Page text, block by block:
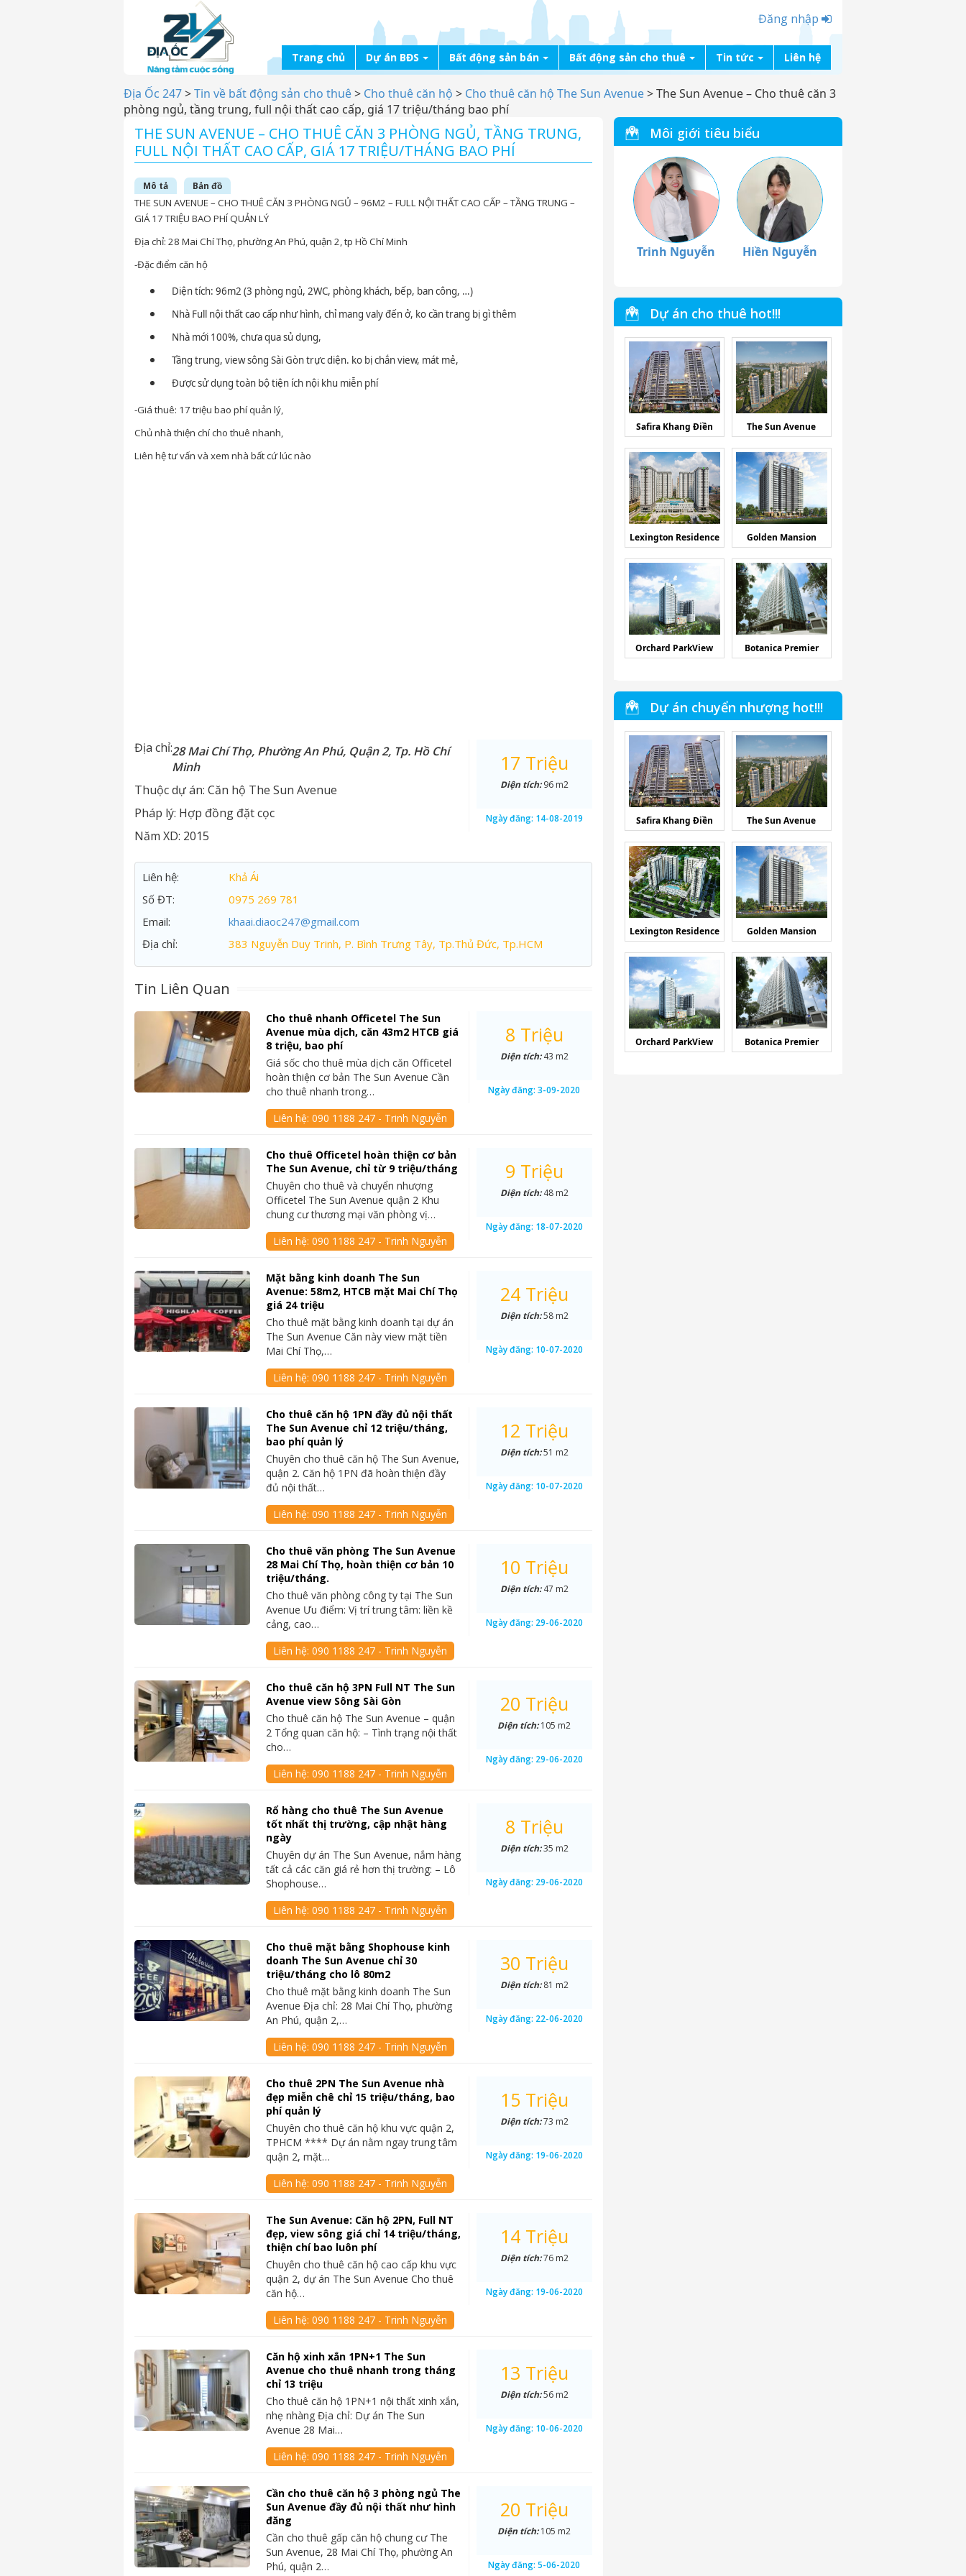
Đăng nhập
Trang chủ Dự án BĐS Bất động sản bán Bất động sản cho thuê Tin tức Liên hệ
Địa Ốc 247>Tin về bất động sản cho thuê> Cho thuê căn hộ > Cho thuê căn hộ The Sun Avenue>The Sun Avenue – Cho thuê căn 3
phòng ngủ, tầng trung, full nội thất cao cấp, giá 17 triệu/tháng bao phí
THE SUN AVENUE – CHO THUÊ CĂN 3 PHÒNG NGỦ, TẦNG TRUNG,
FULL NỘI THẤT CAO CẤP, GIÁ 17 TRIỆU/THÁNG BAO PHÍ
Mô tả Bản đồ
THE SUN AVENUE – CHO THUÊ CĂN 3 PHÒNG NGỦ – 96M2 – FULL NỘI THẤT CAO CẤP – TẦNG TRUNG –
GIÁ 17 TRIỆU BAO PHÍ QUẢN LÝ
Địa chỉ: 28 Mai Chí Thọ, phường An Phú, quận 2, tp Hồ Chí Minh
-Đặc điểm căn hộ
Diện tích: 96m2 (3 phòng ngủ, 2WC, phòng khách, bếp, ban công, …)
Nhà Full nội thất cao cấp như hình, chỉ mang valy đến ở, ko cần trang bị gì thêm
Nhà mới 100%, chưa qua sủ dụng,
Tầng trung, view sông Sài Gòn trực diện. ko bị chắn view, mát mẻ,
Được sử dụng toàn bộ tiện ích nội khu miễn phí
-Giá thuê: 17 triệu bao phí quản lý,
Chủ nhà thiện chí cho thuê nhanh,
Liên hệ tư vấn và xem nhà bất cứ lúc nào
Địa chỉ:28 Mai Chí Thọ, Phường An Phú, Quận 2, Tp. Hồ Chí
Minh
Thuộc dự án: Căn hộ The Sun Avenue
Pháp lý: Hợp đồng đặt cọc
Năm XD: 2015
17 Triệu
Diện tích:96 m2
Ngày đăng: 14-08-2019
Liên hệ:
Khả Ái
Số ĐT:
0975 269 781
Email:
khaai.diaoc247@gmail.com
Địa chỉ:
383 Nguyễn Duy Trinh, P. Bình Trưng Tây, Tp.Thủ Đức, Tp.HCM
Tin Liên Quan
Cho thuê nhanh Officetel The Sun
Avenue mùa dịch, căn 43m2 HTCB giá
8 triệu, bao phí
Giá sốc cho thuê mùa dịch căn Officetel
hoàn thiện cơ bản The Sun Avenue Cần
cho thuê nhanh trong…
Liên hệ:090 1188 247 - Trinh Nguyễn
8 Triệu
Diện tích:43 m2
Ngày đăng:3-09-2020
Cho thuê Officetel hoàn thiện cơ bản
The Sun Avenue, chỉ từ 9 triệu/tháng
Chuyên cho thuê và chuyển nhượng
Officetel The Sun Avenue quận 2 Khu
chung cư thương mại văn phòng vị…
Liên hệ:090 1188 247 - Trinh Nguyễn
9 Triệu
Diện tích:48 m2
Ngày đăng: 18-07-2020
Mặt bằng kinh doanh The Sun
Avenue: 58m2, HTCB mặt Mai Chí Thọ
giá 24 triệu
Cho thuê mặt bằng kinh doanh tại dự án
The Sun Avenue Căn này view mặt tiền
Mai Chí Thọ,…
Liên hệ:090 1188 247 - Trinh Nguyễn
24 Triệu
Diện tích:58 m2
Ngày đăng: 10-07-2020
Cho thuê căn hộ 1PN đầy đủ nội thất
The Sun Avenue chỉ 12 triệu/tháng,
bao phí quản lý
Chuyên cho thuê căn hộ The Sun Avenue,
quận 2. Căn hộ 1PN đã hoàn thiện đầy
đủ nội thất…
Liên hệ:090 1188 247 - Trinh Nguyễn
12 Triệu
Diện tích:51 m2
Ngày đăng: 10-07-2020
Cho thuê văn phòng The Sun Avenue
28 Mai Chí Thọ, hoàn thiện cơ bản 10
triệu/tháng.
Cho thuê văn phòng công ty tại The Sun
Avenue Ưu điểm: Vị trí trung tâm: liền kề
cảng, cao…
Liên hệ:090 1188 247 - Trinh Nguyễn
10 Triệu
Diện tích:47 m2
Ngày đăng: 29-06-2020
Cho thuê căn hộ 3PN Full NT The Sun
Avenue view Sông Sài Gòn
Cho thuê căn hộ The Sun Avenue – quận
2 Tổng quan căn hộ: – Tình trạng nội thất
cho…
Liên hệ:090 1188 247 - Trinh Nguyễn
20 Triệu
Diện tích:105 m2
Ngày đăng: 29-06-2020
Rổ hàng cho thuê The Sun Avenue
tốt nhất thị trường, cập nhật hàng
ngày
Chuyên dự án The Sun Avenue, nắm hàng
tất cả các căn giá rẻ hơn thị trường: – Lô
Shophouse…
Liên hệ:090 1188 247 - Trinh Nguyễn
8 Triệu
Diện tích:35 m2
Ngày đăng: 29-06-2020
Cho thuê mặt bằng Shophouse kinh
doanh The Sun Avenue chỉ 30
triệu/tháng cho lô 80m2
Cho thuê mặt bằng kinh doanh The Sun
Avenue Địa chỉ: 28 Mai Chí Thọ, phường
An Phú, quận 2,…
Liên hệ:090 1188 247 - Trinh Nguyễn
30 Triệu
Diện tích:81 m2
Ngày đăng: 22-06-2020
Cho thuê 2PN The Sun Avenue nhà
đẹp miễn chê chỉ 15 triệu/tháng, bao
phí quản lý
Chuyên cho thuê căn hộ khu vực quận 2,
TPHCM **** Dự án nằm ngay trung tâm
quận 2, mặt…
Liên hệ:090 1188 247 - Trinh Nguyễn
15 Triệu
Diện tích:73 m2
Ngày đăng: 19-06-2020
The Sun Avenue: Căn hộ 2PN, Full NT
đẹp, view sông giá chỉ 14 triệu/tháng,
thiện chí bao luôn phí
Chuyên cho thuê căn hộ cao cấp khu vực
quận 2, dự án The Sun Avenue Cho thuê
căn hộ…
Liên hệ:090 1188 247 - Trinh Nguyễn
14 Triệu
Diện tích:76 m2
Ngày đăng: 19-06-2020
Căn hộ xinh xắn 1PN+1 The Sun
Avenue cho thuê nhanh trong tháng
chỉ 13 triệu
Cho thuê căn hộ 1PN+1 nội thất xinh xắn,
nhẹ nhàng Địa chỉ: Dự án The Sun
Avenue 28 Mai…
Liên hệ:090 1188 247 - Trinh Nguyễn
13 Triệu
Diện tích:56 m2
Ngày đăng: 10-06-2020
Cần cho thuê căn hộ 3 phòng ngủ The
Sun Avenue đầy đủ nội thất như hình
đăng
Cần cho thuê gấp căn hộ chung cư The
Sun Avenue, 28 Mai Chí Thọ, phường An
Phú, quận 2…
20 Triệu
Diện tích:105 m2
Ngày đăng:5-06-2020
Môi giới tiêu biểu
Trinh Nguyễn Hiền Nguyễn
Dự án cho thuê hot!!!
Safira Khang Điền The Sun Avenue
Lexington Residence Golden Mansion
Orchard ParkView Botanica Premier
Dự án chuyển nhượng hot!!!
Safira Khang Điền The Sun Avenue
Lexington Residence Golden Mansion
Orchard ParkView Botanica Premier